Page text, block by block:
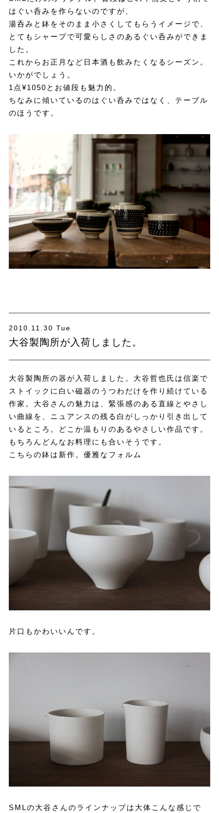
はぐい呑みを作らないのですが、
湯呑みと鉢をそのまま小さくしてもらうイメージで、
とてもシャープで可愛らしさのあるぐい呑みができま
した。
これからお正月など日本酒も飲みたくなるシーズン。
いかがでしょう。
1点¥1050とお値段も魅力的。
ちなみに傾いているのはぐい呑みではなく、テーブル
のほうです。
2010.11.30 Tue
大谷製陶所が入荷しました。
大谷製陶所の器が入荷しました。大谷哲也氏は信楽で
ストイックに白い磁器のうつわだけを作り続けている
作家。大谷さんの魅力は、緊張感のある直線とやさし
い曲線を、ニュアンスの残る白がしっかり引き出して
いるところ。どこか温もりのあるやさしい作品です。
もちろんどんなお料理にも合いそうです。
こちらの鉢は新作。優雅なフォルム
片口もかわいいんです。
SMLの大谷さんのラインナップは大体こんな感じで